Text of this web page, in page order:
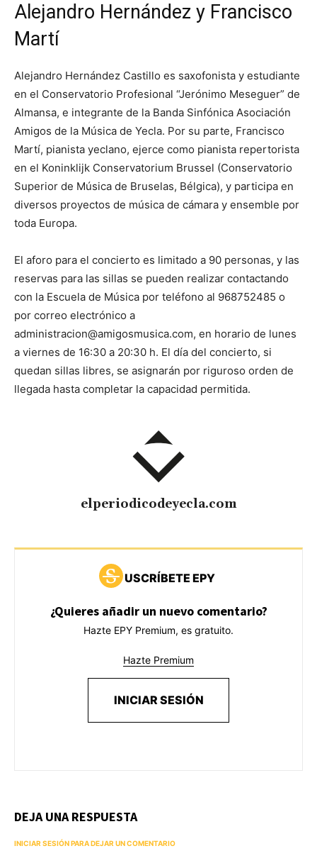
Alejandro Hernández y Francisco
Martí
Alejandro Hernández Castillo es saxofonista y estudiante
en el Conservatorio Profesional “Jerónimo Meseguer” de
Almansa, e integrante de la Banda Sinfónica Asociación
Amigos de la Música de Yecla. Por su parte, Francisco
Martí, pianista yeclano, ejerce como pianista repertorista
en el Koninklijk Conservatorium Brussel (Conservatorio
Superior de Música de Bruselas, Bélgica), y participa en
diversos proyectos de música de cámara y ensemble por
toda Europa.
El aforo para el concierto es limitado a 90 personas, y las
reservas para las sillas se pueden realizar contactando
con la Escuela de Música por teléfono al 968752485 o
por correo electrónico a
administracion@amigosmusica.com, en horario de lunes
a viernes de 16:30 a 20:30 h. El día del concierto, si
quedan sillas libres, se asignarán por riguroso orden de
llegada hasta completar la capacidad permitida.
elperiodicodeyecla.com
USCRÍBETE EPY
¿Quieres añadir un nuevo comentario?
Hazte EPY Premium, es gratuito.
Hazte Premium
INICIAR SESIÓN
DEJA UNA RESPUESTA
INICIAR SESIÓN PARA DEJAR UN COMENTARIO